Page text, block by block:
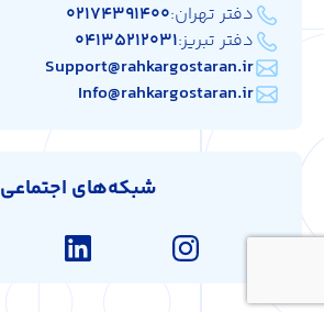
دفتر تهران:۰۲۱۷۴۳۹۱۴۰۰
دفتر تبریز:۰۴۱۳۵۲۱۲۰۳۱
Support@rahkargostaran.ir
Info@rahkargostaran.ir
شبکه‌های اجتماعی